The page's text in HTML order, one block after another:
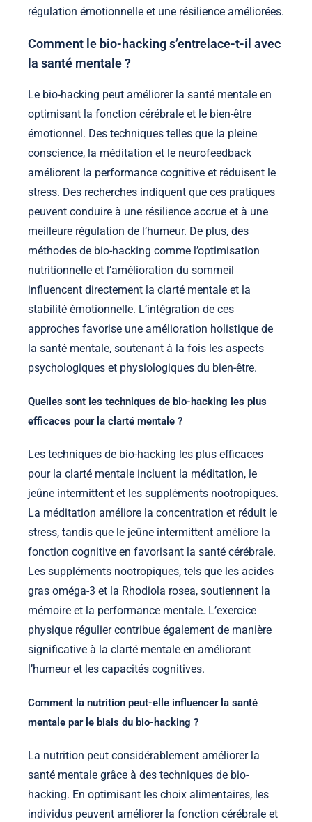
régulation émotionnelle et une résilience améliorées.
Comment le bio-hacking s’entrelace-t-il avec
la santé mentale ?
Le bio-hacking peut améliorer la santé mentale en
optimisant la fonction cérébrale et le bien-être
émotionnel. Des techniques telles que la pleine
conscience, la méditation et le neurofeedback
améliorent la performance cognitive et réduisent le
stress. Des recherches indiquent que ces pratiques
peuvent conduire à une résilience accrue et à une
meilleure régulation de l’humeur. De plus, des
méthodes de bio-hacking comme l’optimisation
nutritionnelle et l’amélioration du sommeil
influencent directement la clarté mentale et la
stabilité émotionnelle. L’intégration de ces
approches favorise une amélioration holistique de
la santé mentale, soutenant à la fois les aspects
psychologiques et physiologiques du bien-être.
Quelles sont les techniques de bio-hacking les plus
efficaces pour la clarté mentale ?
Les techniques de bio-hacking les plus efficaces
pour la clarté mentale incluent la méditation, le
jeûne intermittent et les suppléments nootropiques.
La méditation améliore la concentration et réduit le
stress, tandis que le jeûne intermittent améliore la
fonction cognitive en favorisant la santé cérébrale.
Les suppléments nootropiques, tels que les acides
gras oméga-3 et la Rhodiola rosea, soutiennent la
mémoire et la performance mentale. L’exercice
physique régulier contribue également de manière
significative à la clarté mentale en améliorant
l’humeur et les capacités cognitives.
Comment la nutrition peut-elle influencer la santé
mentale par le biais du bio-hacking ?
La nutrition peut considérablement améliorer la
santé mentale grâce à des techniques de bio-
hacking. En optimisant les choix alimentaires, les
individus peuvent améliorer la fonction cérébrale et